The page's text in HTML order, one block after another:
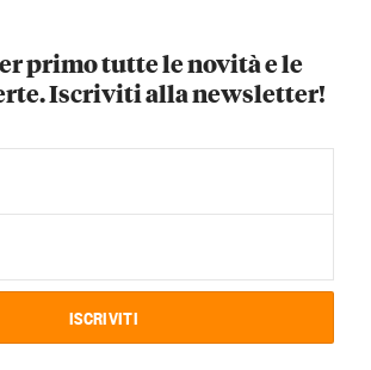
primo tutte le novità e le
Iscriviti alla newsletter!